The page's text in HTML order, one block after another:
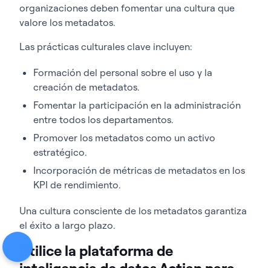
organizaciones deben fomentar una cultura que
valore los metadatos.
Las prácticas culturales clave incluyen:
Formación del personal sobre el uso y la
creación de metadatos.
Fomentar la participación en la administración
entre todos los departamentos.
Promover los metadatos como un activo
estratégico.
Incorporación de métricas de metadatos en los
KPI de rendimiento.
Una cultura consciente de los metadatos garantiza
el éxito a largo plazo.
Utilice la plataforma de